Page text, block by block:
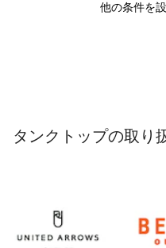
他の条件を
タンクトップの取り